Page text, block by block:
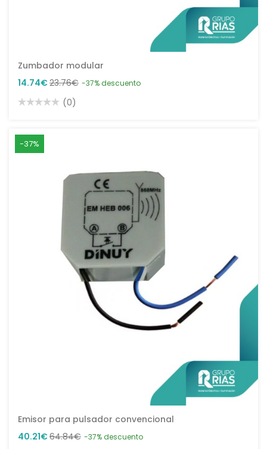
Zumbador modular
14.74€23.76€ -37% descuento
(0)
-37%
Emisor para pulsador convencional
40.21€64.84€ -37% descuento